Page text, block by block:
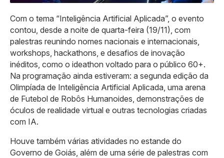
Com o tema “Inteligência Artificial Aplicada”, o evento
contou, desde a noite de quarta-feira (19/11), com
palestras reunindo nomes nacionais e internacionais,
workshops, hackathons, e desafios de inovação
inéditos, como o ideathon voltado para o público 60+.
Na programação ainda estiveram: a segunda edição da
Olimpíada de Inteligência Artificial Aplicada, uma arena
de Futebol de Robôs Humanoides, demonstrações de
óculos de realidade virtual e outras tecnologias criadas
com IA.
Houve também várias atividades no estande do
Governo de Goiás, além de uma série de palestras com